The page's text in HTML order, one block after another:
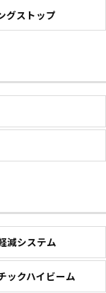
グストップ
減システム
ックハイビーム